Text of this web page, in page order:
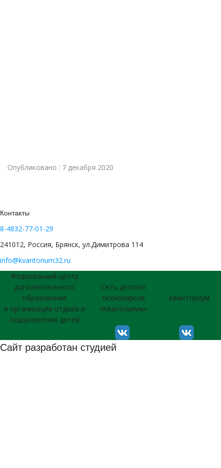
Опубликовано : 7 декабря 2020
Контакты
8-4832-77-01-29
241012, Россия, Брянск, ул.Димитрова 114
info@kvantorium32.ru
Федеральный центр
дополнительного
образования
и организации отдыха и
оздоровления детей
Сеть детских
технопарков
«Кванториум»
Кванториум
Сайт разработан студией